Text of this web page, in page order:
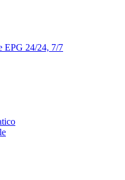
EPG 24/24, 7/7